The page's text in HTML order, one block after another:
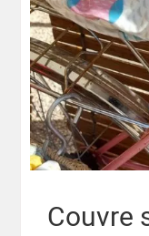
Couvre